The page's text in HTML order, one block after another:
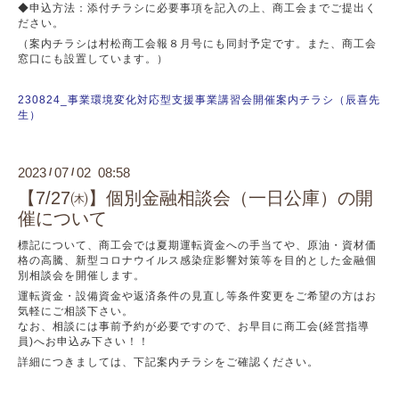
◆申込方法：添付チラシに必要事項を記入の上、商工会までご提出く
ださい。
（案内チラシは村松商工会報８月号にも同封予定です。また、商工会
窓口にも設置しています。）
230824_事業環境変化対応型支援事業講習会開催案内チラシ（辰喜先
生）
2023 /07 /02 08:58
【7/27㈭】個別金融相談会（一日公庫）の開
催について
標記について、商工会では夏期運転資金への手当てや、原油・資材価
格の高騰、新型コロナウイルス感染症影響対策等を目的とした金融個
別相談会を開催します。
運転資金・設備資金や返済条件の見直し等条件変更をご希望の方はお
気軽にご相談下さい。
なお、相談には事前予約が必要ですので、お早目に商工会(経営指導
員)へお申込み下さい！！
詳細につきましては、下記案内チラシをご確認ください。